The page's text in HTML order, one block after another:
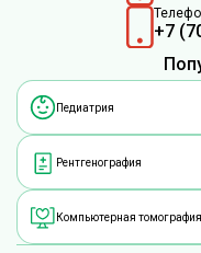
+7
Педиатрия
Рентгенография
Компьютерная